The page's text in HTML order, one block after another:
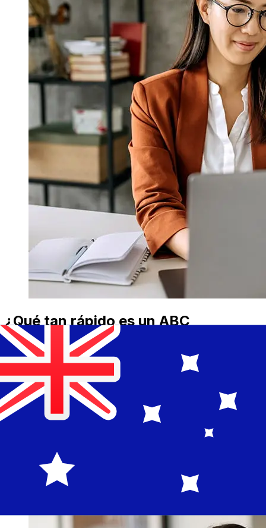
¿Qué tan rápido es un ABC
Luxembourg EUR para AUD
transferencia?
Los tiempos de entrega para transferencias
internacionales con ABC Luxembourg de Países
Miembros del Euro a Australia varían según el método
de pago y el momento de la transacción. Normalmente,
las transferencias bancarias internacionales tardan
entre 1 y 5 días laborables. Factores como los festivos
bancarios y los controles de seguridad también pueden
afectar la entrega. Comprueba los tiempos límite de
Agricultural Bank of China (Luxembourg) Branchpara
evitar retrasos.